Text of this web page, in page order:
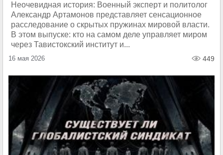
Неочевидная история: Военный эксперт и политолог
Александр Артамонов представляет сенсационное
расследование о скрытых пружинах мировой власти.
В этом выпуске: кто на самом деле управляет миром
через Тавистокский институт и...
16 мая 2026 449